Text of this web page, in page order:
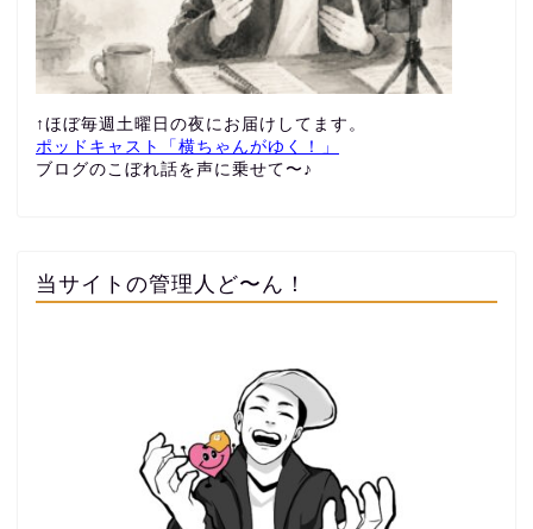
↑ほぼ毎週土曜日の夜にお届けしてます。
ポッドキャスト「横ちゃんがゆく！」
ブログのこぼれ話を声に乗せて〜♪
当サイトの管理人ど〜ん！